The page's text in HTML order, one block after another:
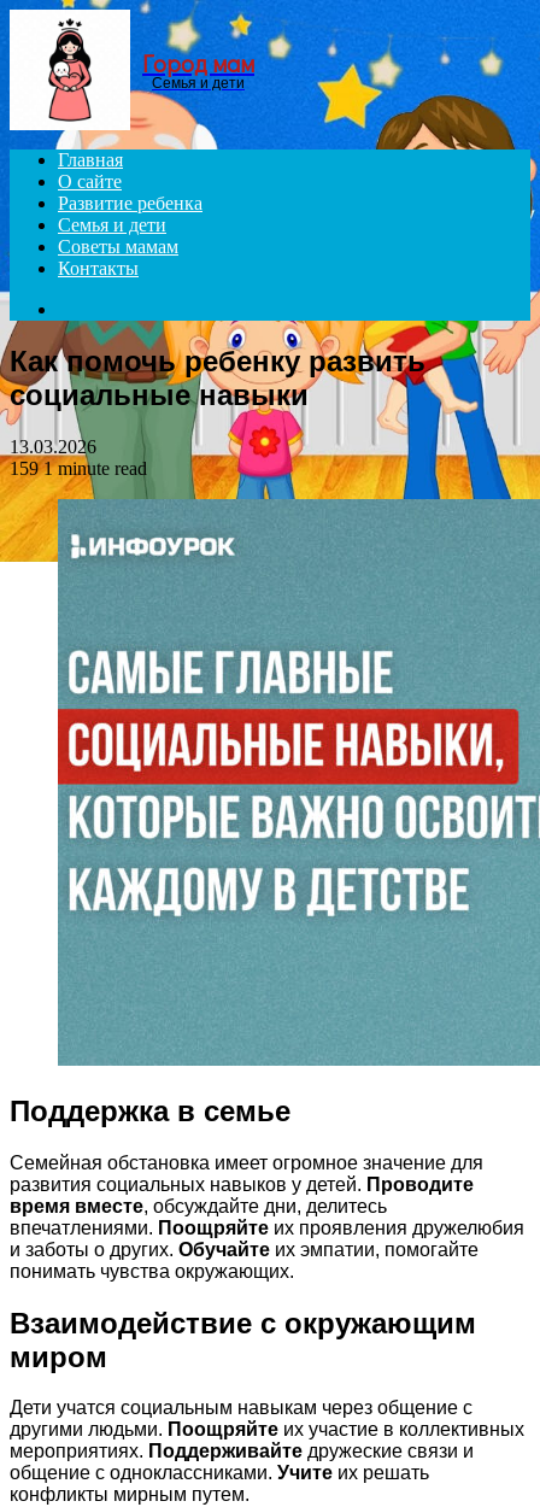
Menu
Город мам
Семья и дети
Главная
О сайте
Развитие ребенка
Семья и дети
Советы мамам
Контакты
for
Как помочь ребенку развить
социальные навыки
13.03.2026
1591 minute read
Поддержка в семье
Семейная обстановка имеет огромное значение для
развития социальных навыков у детей. Проводите
время вместе, обсуждайте дни, делитесь
впечатлениями. Поощряйте их проявления дружелюбия
и заботы о других. Обучайте их эмпатии, помогайте
понимать чувства окружающих.
Взаимодействие с окружающим
миром
Дети учатся социальным навыкам через общение с
другими людьми. Поощряйте их участие в коллективных
мероприятиях. Поддерживайте дружеские связи и
общение с одноклассниками. Учите их решать
конфликты мирным путем.